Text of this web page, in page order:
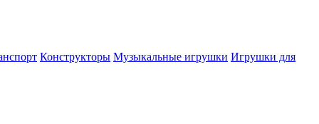
Конструкторы Музыкальные игрушки Игрушки для